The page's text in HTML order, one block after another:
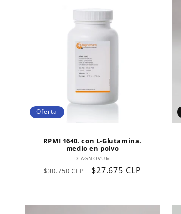
Oferta
RPMI 1640, con L-Glutamina,
medio en polvo
Proveedor:
DIAGNOVUM
Precio
$30.750 CLP
Precio
$27.675 CLP